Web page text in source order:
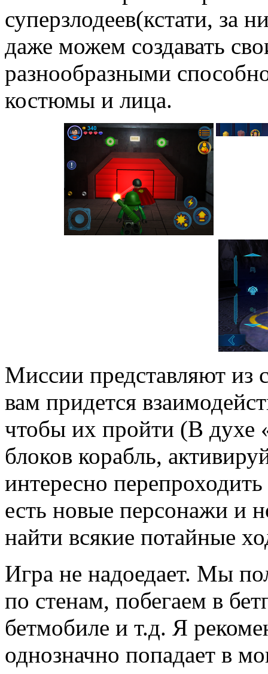
суперзлодеев(кстати,
даже можем создавать
разнообразными
костюмы и лица.
Миссии представляют из
вам придется
чтобы их пройти (В духе
блоков корабль,
интересно
есть новые персонажи и
найти всякие потайные
Игра не надоедает. Мы
по стенам, побегаем в
бетмобиле и т.д. Я
однозначно попадает в